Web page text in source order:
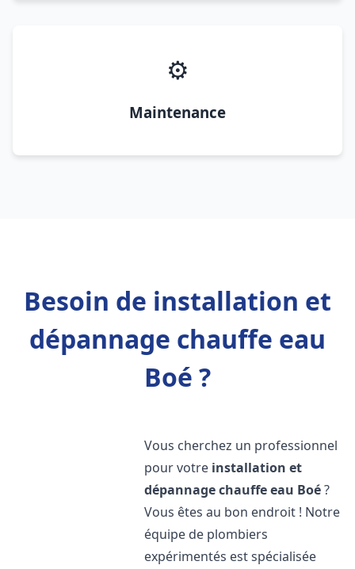
⚙️
Maintenance
Besoin de installation et
dépannage chauffe eau
Boé ?
Vous cherchez un professionnel
pour votre installation et
dépannage chauffe eau Boé?
Vous êtes au bon endroit ! Notre
équipe de plombiers
expérimentés est spécialisée